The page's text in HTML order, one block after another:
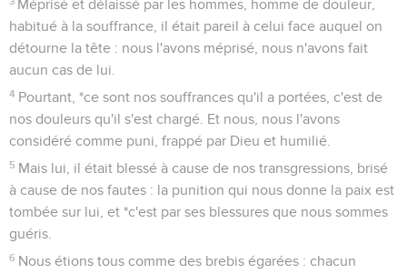
Méprisé et délaissé par les hommes, homme de douleur,
habitué à la souffrance, il était pareil à celui face auquel on
détourne la tête : nous l'avons méprisé, nous n'avons fait
aucun cas de lui.
4 Pourtant, *ce sont nos souffrances qu'il a portées, c'est de
nos douleurs qu'il s'est chargé. Et nous, nous l'avons
considéré comme puni, frappé par Dieu et humilié.
5 Mais lui, il était blessé à cause de nos transgressions, brisé
à cause de nos fautes : la punition qui nous donne la paix est
tombée sur lui, et *c'est par ses blessures que nous sommes
guéris.
6 Nous étions tous comme des brebis égarées : chacun